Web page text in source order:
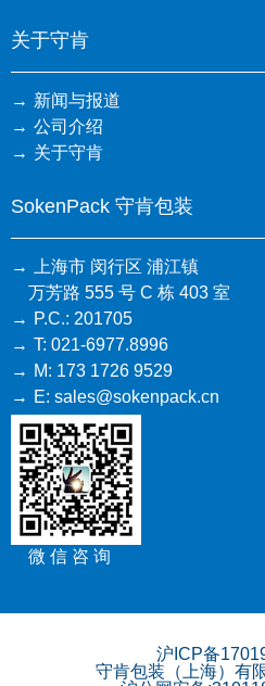
关于守肯
新闻与报道
公司介绍
关于守肯
SokenPack 守肯包装
上海市 闵行区 浦江镇
万芳路 555 号 C 栋 403 室
P.C.: 201705
T: 021-6977.8996
M: 173 1726 9529
E: sales@sokenpack.cn
微 信 咨 询
沪ICP备
守肯包装（上海）有